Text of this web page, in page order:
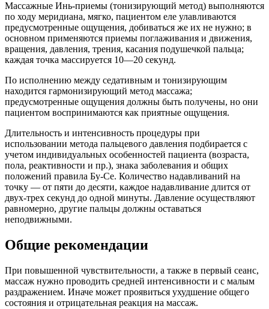
Массажные Инь-приемы (тонизирующий метод) выполняются
по ходу меридиана, мягко, пациентом еле улавливаются
предусмотренные ощущения, добиваться же их не нужно; в
основном применяются приемы поглаживания и движения,
вращения, давления, трения, касания подушечкой пальца;
каждая точка массируется 10—20 секунд.
По исполнению между седативным и тонизирующим
находится гармонизирующий метод массажа;
предусмотренные ощущения должны быть получены, но они
пациентом воспринимаются как приятные ощущения.
Длительность и интенсивность процедуры при
использовании метода пальцевого давления подбирается с
учетом индивидуальных особенностей пациента (возраста,
пола, реактивности и пр.), знака заболевания и общих
положений правила Бу-Се. Количество надавливаний на
точку — от пяти до десяти, каждое надавливание длится от
двух-трех секунд до одной минуты. Давление осуществляют
равномерно, другие пальцы должны оставаться
неподвижными.
Общие рекомендации
При повышенной чувствительности, а также в первый сеанс,
массаж нужно проводить средней интенсивности и с малым
раздражением. Иначе может проявиться ухудшение общего
состояния и отрицательная реакция на массаж.